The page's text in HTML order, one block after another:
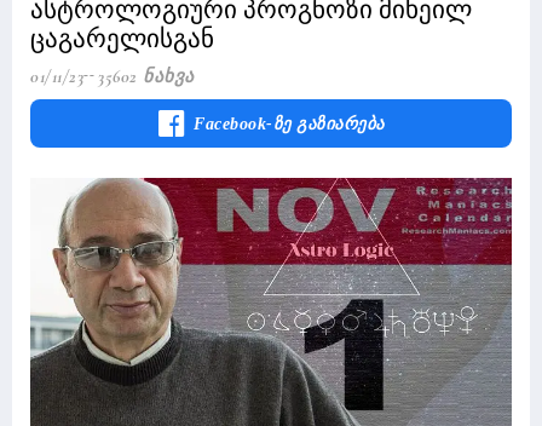
ასტროლოგიური პროგნოზი მიხეილ
ცაგარელისგან
01/11/23 35602 Ნახვა
Facebook-Ზე Გაზიარება